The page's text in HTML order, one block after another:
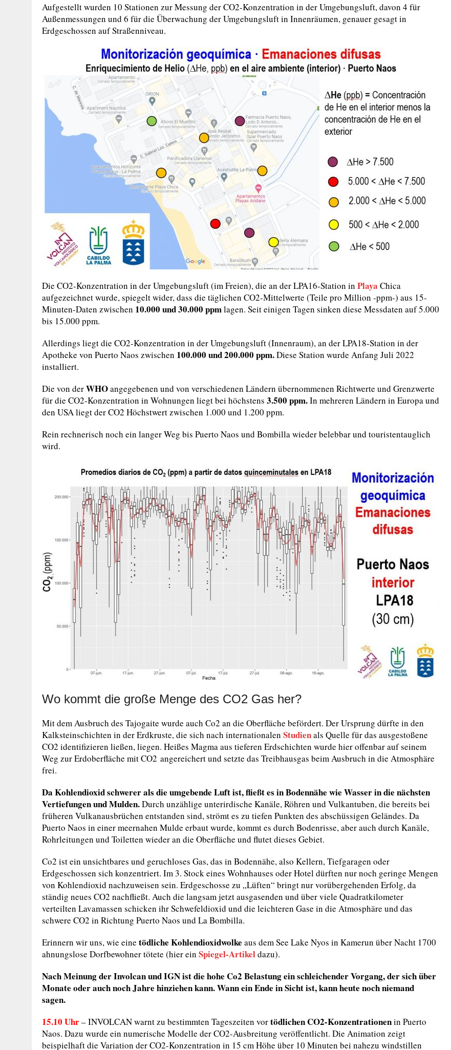
Aufgestellt wurden 10 Stationen zur Messung der CO2-Konzentration in der Umgebungsluft, davon 4 für
Außenmessungen und 6 für die Überwachung der Umgebungsluft in Innenräumen, genauer gesagt in
Erdgeschossen auf Straßenniveau.
Die CO2-Konzentration in der Umgebungsluft (im Freien), die an der LPA16-Station in Playa Chica
aufgezeichnet wurde, spiegelt wider, dass die täglichen CO2-Mittelwerte (Teile pro Million -ppm-) aus 15-
Minuten-Daten zwischen 10.000 und 30.000 ppmlagen. Seit einigen Tagen sinken diese Messdaten auf 5.000
bis 15.000 ppm.
Allerdings liegt die CO2-Konzentration in der Umgebungsluft (Innenraum), an der LPA18-Station in der
Apotheke von Puerto Naos zwischen 100.000 und 200.000 ppm.Diese Station wurde Anfang Juli 2022
installiert.
Die von derWHOangegebenen und von verschiedenen Ländern übernommenen Richtwerte und Grenzwerte
für die CO2-Konzentration in Wohnungen liegt bei höchstens 3.500 ppm.In mehreren Ländern in Europa und
den USA liegt der CO2 Höchstwert zwischen 1.000 und 1.200 ppm.
Rein rechnerisch noch ein langer Weg bis Puerto Naos und Bombilla wieder belebbar und touristentauglich
wird.
Wo kommt die große Menge des CO2 Gas her?
Mit dem Ausbruch des Tajogaite wurde auch Co2 an die Oberfläche befördert. Der Ursprung dürfte in den
Kalksteinschichten in der Erdkruste, die sich nach internationalen Studienals Quelle für das ausgestoßene
CO2 identifizieren ließen, liegen. Heißes Magma aus tieferen Erdschichten wurde hier offenbar auf seinem
Weg zur Erdoberfläche mit CO2 angereichert und setzte das Treibhausgas beim Ausbruch in die Atmosphäre
frei.
Da Kohlendioxid schwerer als die umgebende Luft ist, fließt es in Bodennähe wie Wasser in die nächsten
Vertiefungen und Mulden.Durch unzählige unterirdische Kanäle, Röhren und Vulkantuben, die bereits bei
früheren Vulkanausbrüchen entstanden sind, strömt es zu tiefen Punkten des abschüssigen Geländes. Da
Puerto Naos in einer meernahen Mulde erbaut wurde, kommt es durch Bodenrisse, aber auch durch Kanäle,
Rohrleitungen und Toiletten wieder an die Oberfläche und flutet dieses Gebiet.
Co2 ist ein unsichtbares und geruchloses Gas, das in Bodennähe, also Kellern, Tiefgaragen oder
Erdgeschossen sich konzentriert. Im 3. Stock eines Wohnhauses oder Hotel dürften nur noch geringe Mengen
von Kohlendioxid nachzuweisen sein. Erdgeschosse zu „Lüften“ bringt nur vorübergehenden Erfolg, da
ständig neues CO2 nachfließt. Auch die langsam jetzt ausgasenden und über viele Quadratkilometer
verteilten Lavamassen schicken ihr Schwefeldioxid und die leichteren Gase in die Atmosphäre und das
schwere CO2 in Richtung Puerto Naos und La Bombilla.
Erinnern wir uns, wie eine tödliche Kohlendioxidwolke aus dem See Lake Nyos in Kamerun über Nacht 1700
ahnungslose Dorfbewohner tötete (hier ein Spiegel-Artikeldazu).
Nach Meinung der Involcan und IGN ist die hohe Co2 Belastung ein schleichender Vorgang, der sich über
Monate oder auch noch Jahre hinziehen kann. Wann ein Ende in Sicht ist, kann heute noch niemand
sagen.
15.10 Uhr– INVOLCAN warnt zu bestimmten Tageszeiten vortödlichen CO2-Konzentrationenin Puerto
Naos. Dazu wurde ein numerische Modelle der CO2-Ausbreitung veröffentlicht. Die Animation zeigt
beispielhaft die Variation der CO2-Konzentration in 15 cm Höhe über 10 Minuten bei nahezu windstillen